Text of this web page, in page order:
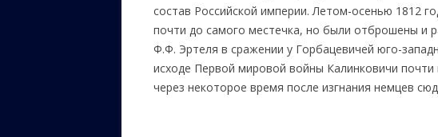
состав Российской империи. Летом-осенью 1812
почти до самого местечка, но были отброшены и
Ф.Ф. Эртеля в сражении у Горбацевичей юго-
исходе Первой мировой войны Калинковичи почти
через некоторое время после изгнания немцев